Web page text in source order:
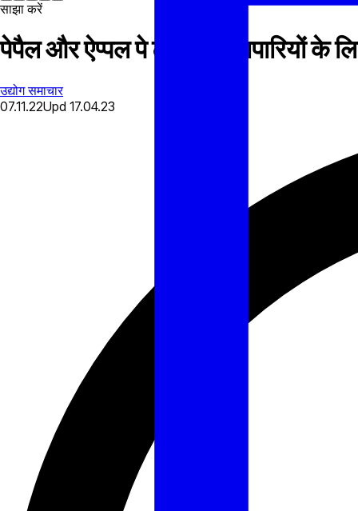
साझा करें
पेपैल और ऐप्पल पे टीम अप व्यापारियों के
उद्योग समाचार
07.11.22Upd 17.04.23